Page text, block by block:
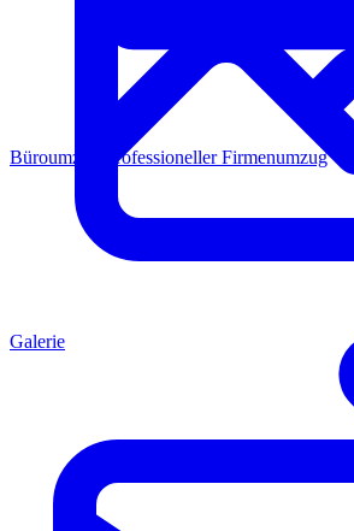
Büroumzug Professioneller Firmenumzug
Galerie